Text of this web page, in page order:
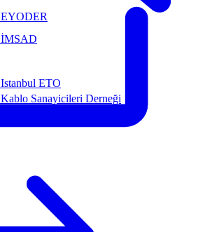
EYODER
İMSAD
Istanbul ETO
Kablo Sanayicileri Derneği